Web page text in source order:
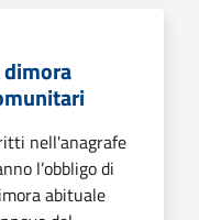
nell'anagrafe
l’obbligo di
abituale